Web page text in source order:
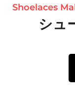
Shoelaces
シュ